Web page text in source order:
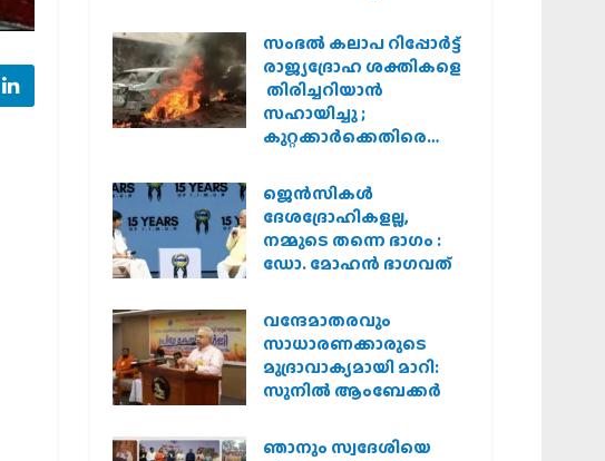
സംഭൽ കലാപ റിപ്പോർട്ട്
രാജ്യദ്രോഹ ശക്തികളെ
തിരിച്ചറിയാൻ
സഹായിച്ചു ;
കുറ്റക്കാർക്കെതിരെ
വേണമെന്ന് വിശ്വഹിന്ദു
പരിഷത്ത്
ജെന്‍സികള്‍
ദേശദ്രോഹികളല്ല,
നമ്മുടെ തന്നെ ഭാഗം :
ഡോ. മോഹന്‍ ഭാഗവത്
വന്ദേമാതരവും
സാധാരണക്കാരുടെ
മുദ്രാവാക്യമായി മാറി:
സുനിൽ ആംബേക്കർ
ഞാനും സ്വദേശിയെ